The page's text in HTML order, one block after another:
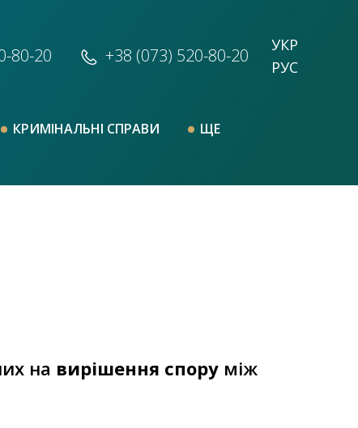
80-20 +38 (073) 520-80-20
РУС
УКР
КРИМІНАЛЬНІ СПРАВИ
ЩЕ
на вирішення спору між